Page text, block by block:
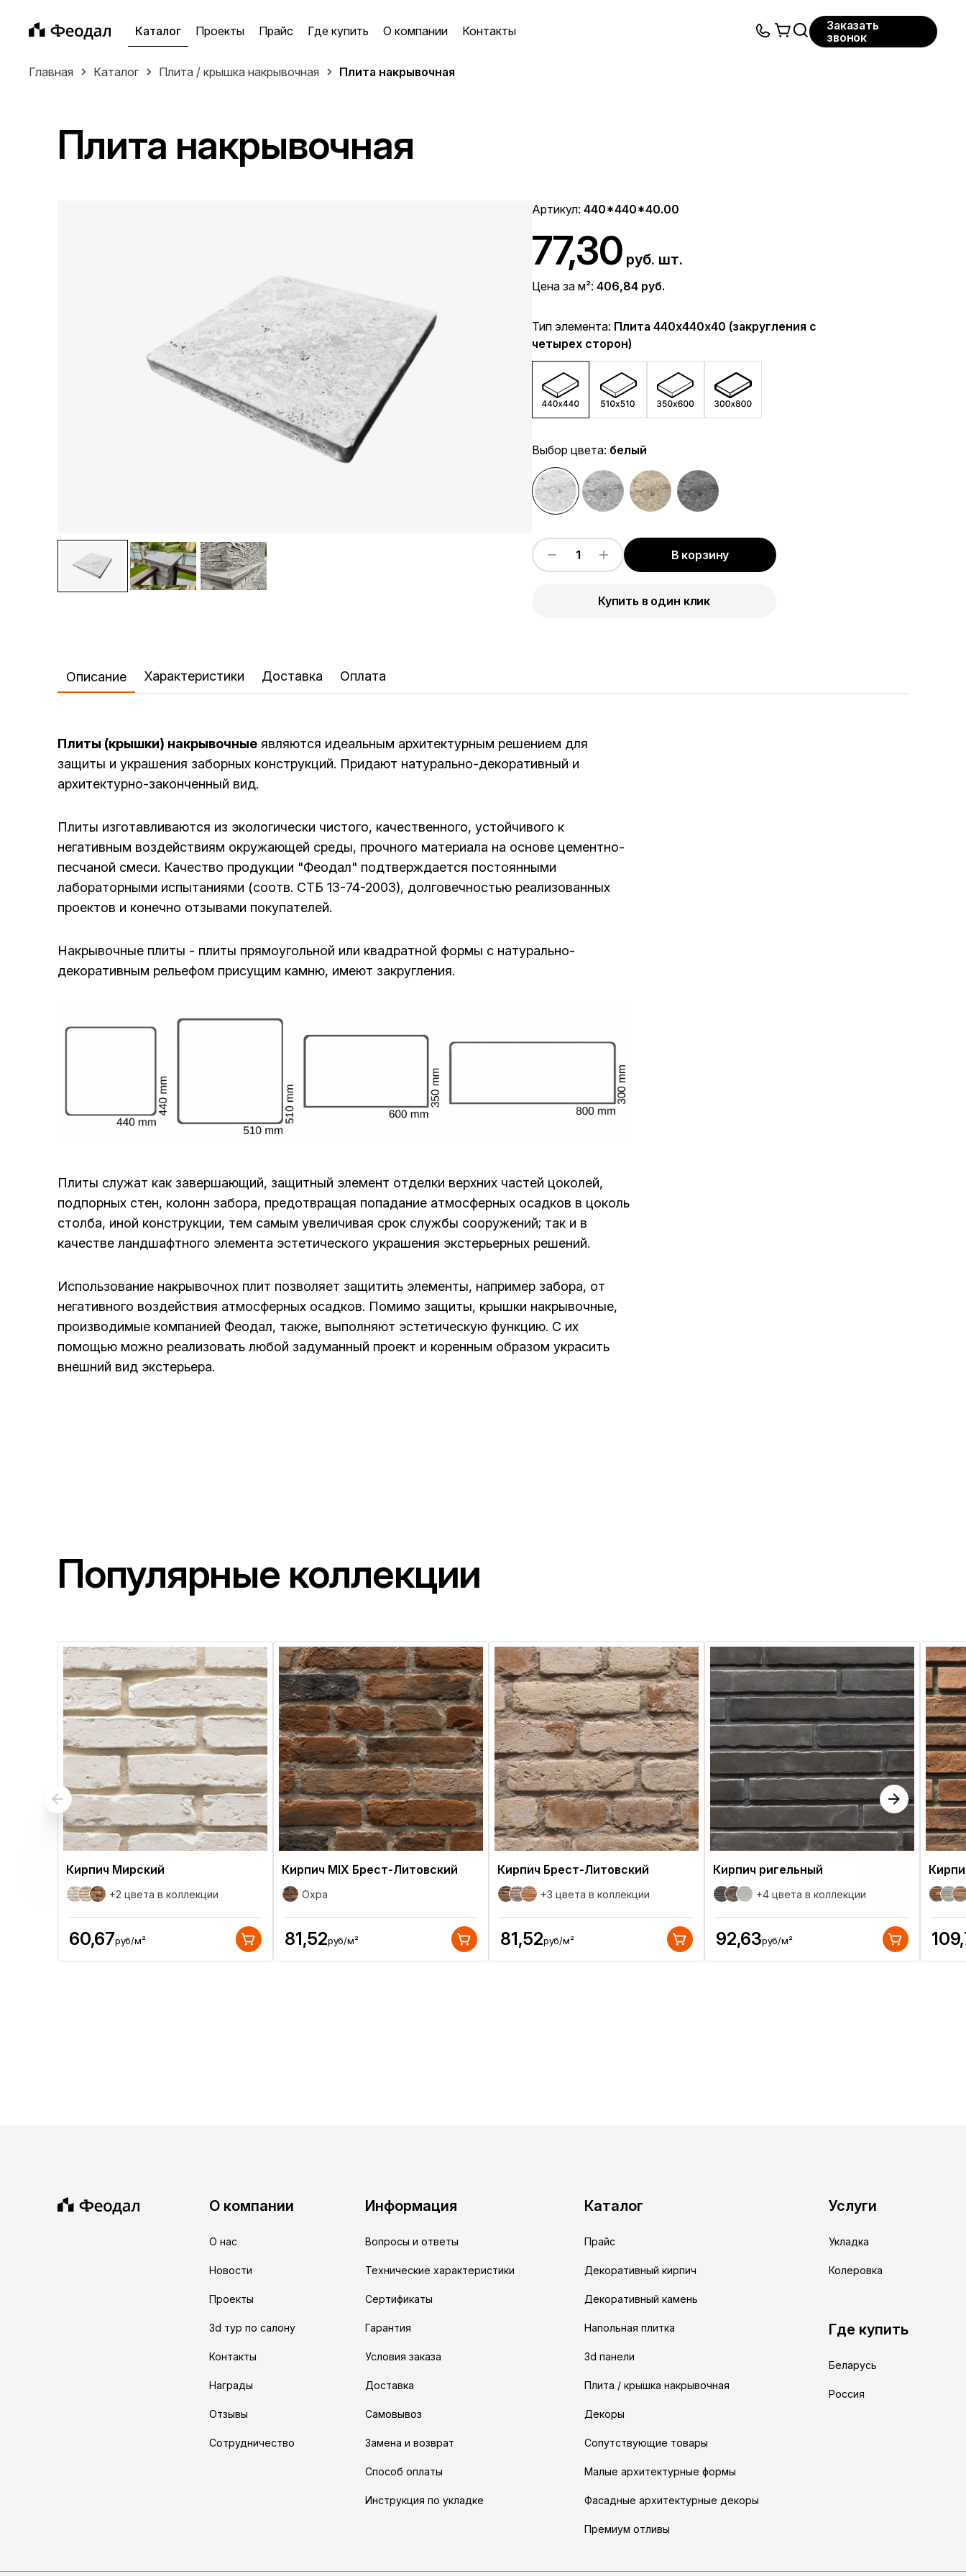
Каталог Проекты Прайс Где купить О компании Контакты
Заказать
звонок
Главная Каталог Плита / крышка накрывочная Плита накрывочная
Плита накрывочная
Артикул: 440*440*40.00
77,30 руб. шт.
Цена за м²: 406,84 руб.
Тип элемента: Плита 440х440х40 (закругления с
четырех сторон)
Выбор цвета: белый
В корзину
Купить в один клик
Описание Характеристики Доставка Оплата
Плиты (крышки) накрывочные являются идеальным архитектурным решением для
защиты и украшения заборных конструкций. Придают натурально-декоративный и
архитектурно-законченный вид.
Плиты изготавливаются из экологически чистого, качественного, устойчивого к
негативным воздействиям окружающей среды, прочного материала на основе цементно-
песчаной смеси. Качество продукции "Феодал" подтверждается постоянными
лабораторными испытаниями (соотв. СТБ 13-74-2003), долговечностью реализованных
проектов и конечно отзывами покупателей.
Накрывочные плиты - плиты прямоугольной или квадратной формы с натурально-
декоративным рельефом присущим камню, имеют закругления.
Плиты служат как завершающий, защитный элемент отделки верхних частей цоколей,
подпорных стен, колонн забора, предотвращая попадание атмосферных осадков в цоколь
столба, иной конструкции, тем самым увеличивая срок службы сооружений; так и в
качестве ландшафтного элемента эстетического украшения экстерьерных решений.
Использование накрывочнох плит позволяет защитить элементы, например забора, от
негативного воздействия атмосферных осадков. Помимо защиты, крышки накрывочные,
производимые компанией Феодал, также, выполняют эстетическую функцию. С их
помощью можно реализовать любой задуманный проект и коренным образом украсить
внешний вид экстерьера.
Популярные коллекции
Кирпич Мирский
+2 цвета в коллекции
60,67руб/м²
Кирпич MIX Брест-Литовский
Охра
81,52руб/м²
Кирпич Брест-Литовский
+3 цвета в коллекции
81,52руб/м²
Кирпич ригельный
+4 цвета в коллекции
92,63руб/м²
О компании
О нас
Новости
Проекты
3d тур по салону
Контакты
Награды
Отзывы
Сотрудничество
Информация
Вопросы и ответы
Технические характеристики
Сертификаты
Гарантия
Условия заказа
Доставка
Самовывоз
Замена и возврат
Способ оплаты
Инструкция по укладке
Каталог
Прайс
Декоративный кирпич
Декоративный камень
Напольная плитка
3d панели
Плита / крышка накрывочная
Декоры
Сопутствующие товары
Малые архитектурные формы
Фасадные архитектурные декоры
Премиум отливы
Услуги
Укладка
Колеровка
Где купить
Беларусь
Россия